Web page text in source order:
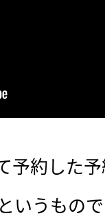
予約した
いうもの